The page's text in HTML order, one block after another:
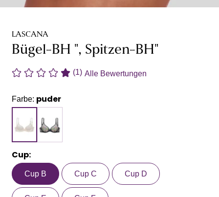
LASCANA
Bügel-BH ", Spitzen-BH"
(1) Alle Bewertungen
Farbe: puder
Cup:
Cup B Cup C Cup D